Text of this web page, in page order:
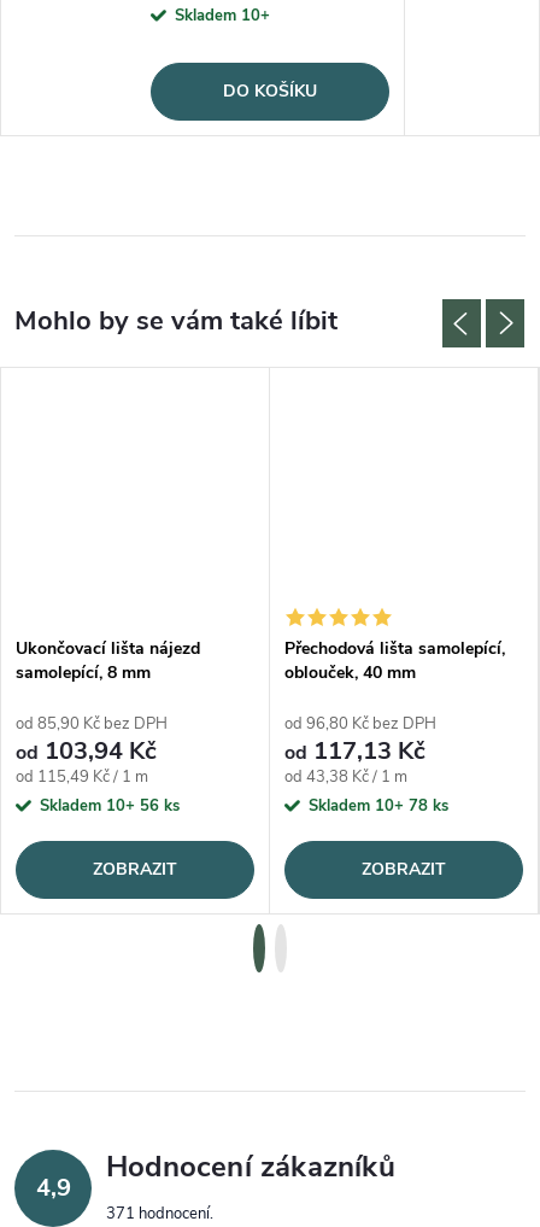
Skladem 10+
DO KOŠÍKU
Ukončovací lišta nájezd
samolepící, 8 mm
od 85,90 Kč bez DPH
od 103,94 Kč
Měrná cena:
od 115,49 Kč / 1 m
Skladem 10+ 56 ks
ZOBRAZIT
Přechodová lišta samolepící,
oblouček, 40 mm
od 96,80 Kč bez DPH
od 117,13 Kč
Měrná cena:
od 43,38 Kč / 1 m
Skladem 10+ 78 ks
ZOBRAZIT
4,9
Hodnocení zákazníků
371 hodnocení